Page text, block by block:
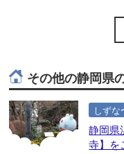
その他の静岡県
しず
静岡県
寺】を